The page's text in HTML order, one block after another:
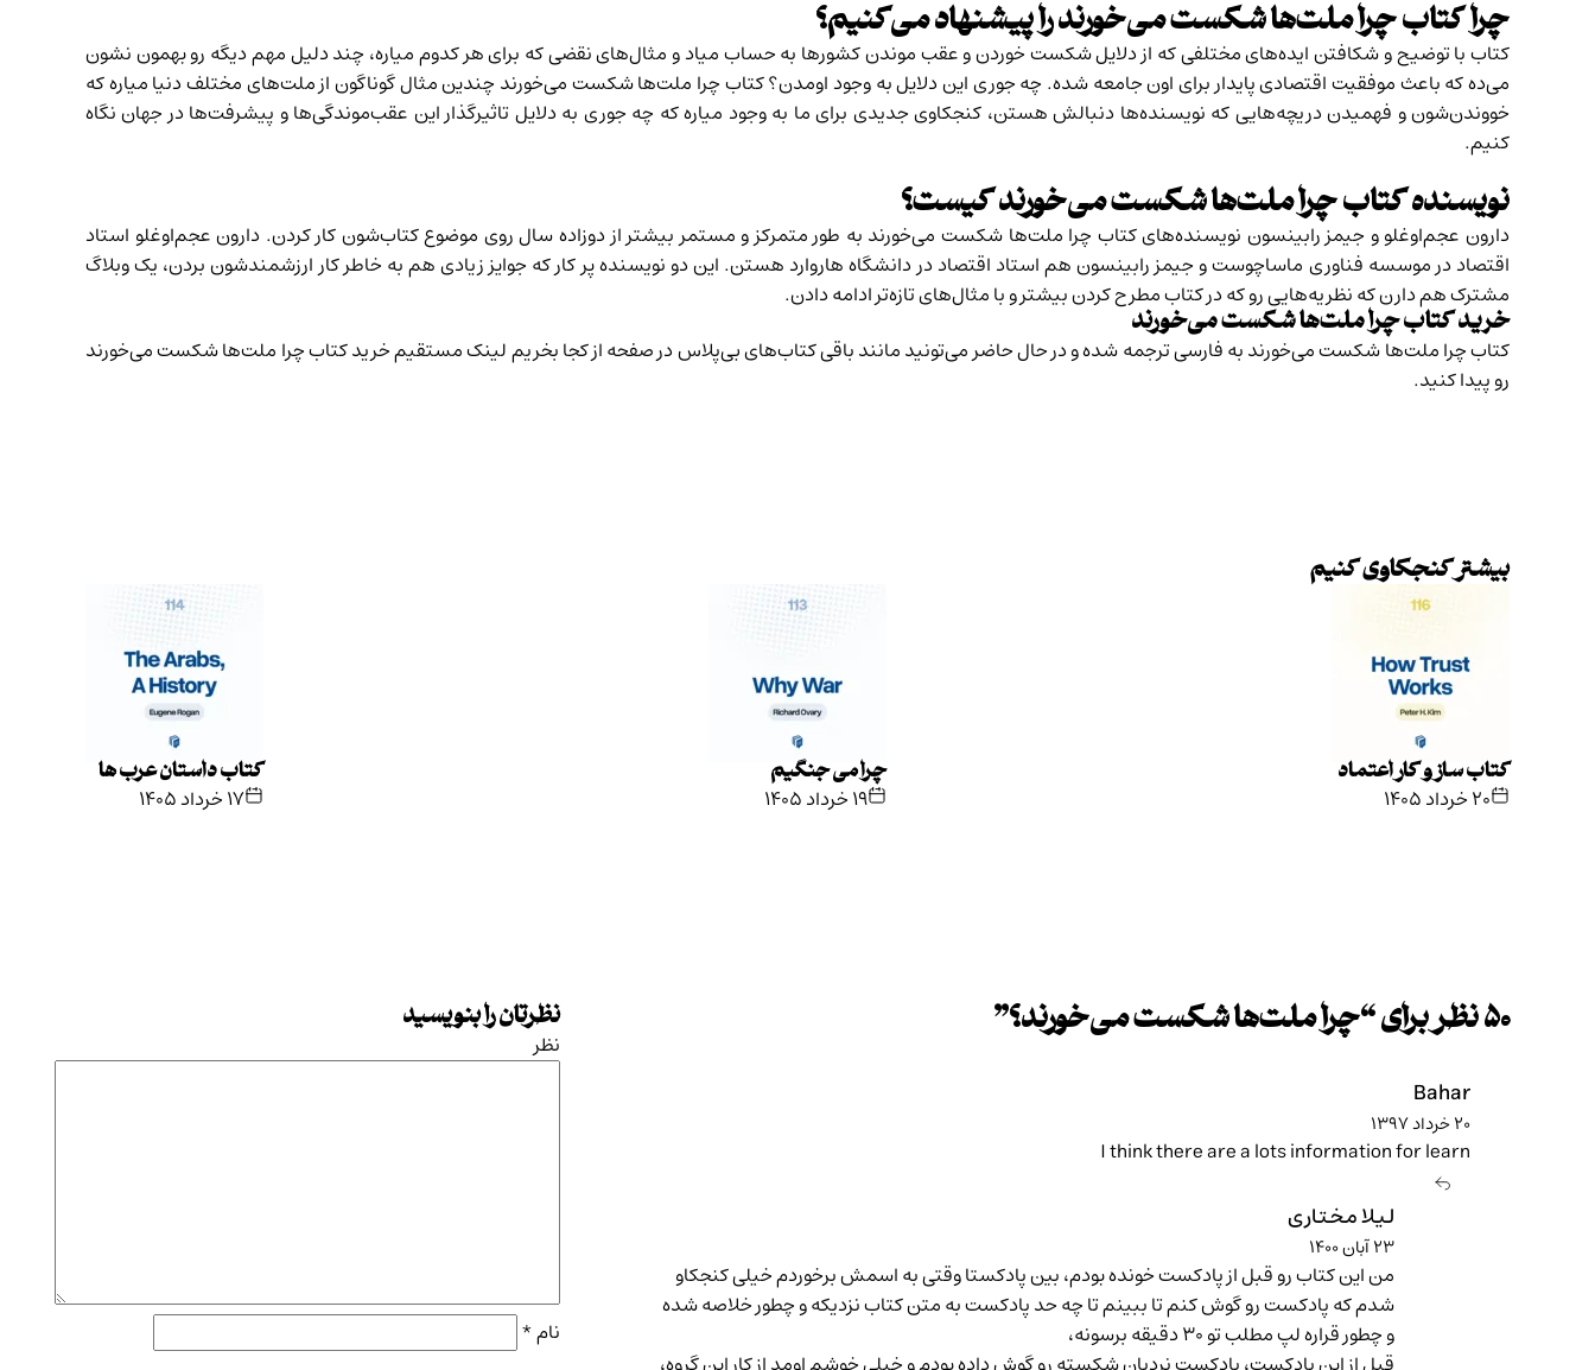
چرا کتاب چرا ملت‌ها شکست می‌خورند را پیشنهاد می‌کنیم؟
کتاب با توضیح و شکافتن ایده‌های مختلفی که از دلایل شکست خوردن و عقب موندن کشورها به حساب میاد و مثال‌های نقضی که برای هر کدوم میاره، چند دلیل مهم دیگه رو بهمون نشون
می‌ده که باعث موفقیت اقتصادی پایدار برای اون جامعه شده. چه جوری این دلایل به وجود اومدن؟ کتاب چرا ملت‌ها شکست می‌خورند چندین مثال گوناگون از ملت‌های مختلف دنیا میاره که
خووندن‌شون و فهمیدن دریچه‌هایی که نویسنده‌ها دنبالش هستن، کنجکاوی جدیدی برای ما به وجود میاره که چه جوری به دلایل تاثیرگذار این عقب‌موندگی‌ها و پیشرفت‌ها در جهان نگاه
کنیم.
نویسنده کتاب چرا ملت‌ها شکست می‌خورند کیست؟
دارون عجم‌اوغلو و جیمز رابینسون نویسنده‌های کتاب چرا ملت‌ها شکست می‌خورند به طور متمرکز و مستمر بیشتر از دوزاده سال روی موضوع کتاب‌شون کار کردن. دارون عجم‌اوغلو استاد
اقتصاد در موسسه فناوری ماساچوست و جیمز رابینسون هم استاد اقتصاد در دانشگاه هاروارد هستن. این دو نویسنده پر کار که جوایز زیادی هم به خاطر کار ارزشمندشون بردن، یک وبلاگ
مشترکهم دارن که نظریه‌هایی رو که در کتاب مطرح کردن بیشتر و با مثال‌های تازه‌تر ادامه دادن.
خرید کتاب چرا ملت‌ها شکست می‌خورند
کتاب چرا ملت‌ها شکست می‌خورند به فارسی ترجمه شده و در حال حاضر می‌تونید مانند باقی کتاب‌های بی‌پلاس درصفحه از کجا بخریملینک مستقیم خرید کتاب چرا ملت‌ها شکست می‌خورند
رو پیدا کنید.
بیشتر کنجکاوی کنیم
کتاب ساز و کار اعتماد
۲۰ خرداد ۱۴۰۵
چرا می جنگیم
۱۹ خرداد ۱۴۰۵
کتاب داستان عرب ها
۱۷ خرداد ۱۴۰۵
۵۰ نظر برای “ چرا ملت‌ها شکست می‌خورند؟”
Bahar
۲۰ خرداد ۱۳۹۷
I think there are a lots information for learn
لیلا مختاری
۲۳ آبان ۱۴۰۰
من این کتاب رو قبل از پادکست خونده بودم، بین پادکستا وقتی به اسمش برخوردم خیلی کنجکاو
شدم که پادکست رو گوش کنم تا ببینم تا چه حد پادکست به متن کتاب نزدیکه و چطور خلاصه شده
و چطور قراره لپ مطلب تو ۳۰ دقیقه برسونه،
نظرتان را بنویسید
نظر
نام*